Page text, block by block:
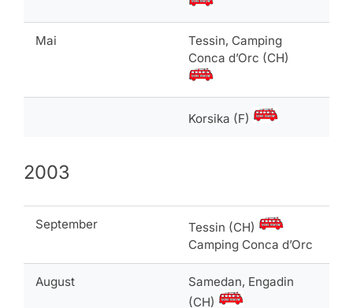
Mai
Tessin, Camping
Conca d’Orc (CH)
Korsika (F)
2003
September
Tessin (CH)
Camping Conca d’Orc
August
Samedan, Engadin
(CH)